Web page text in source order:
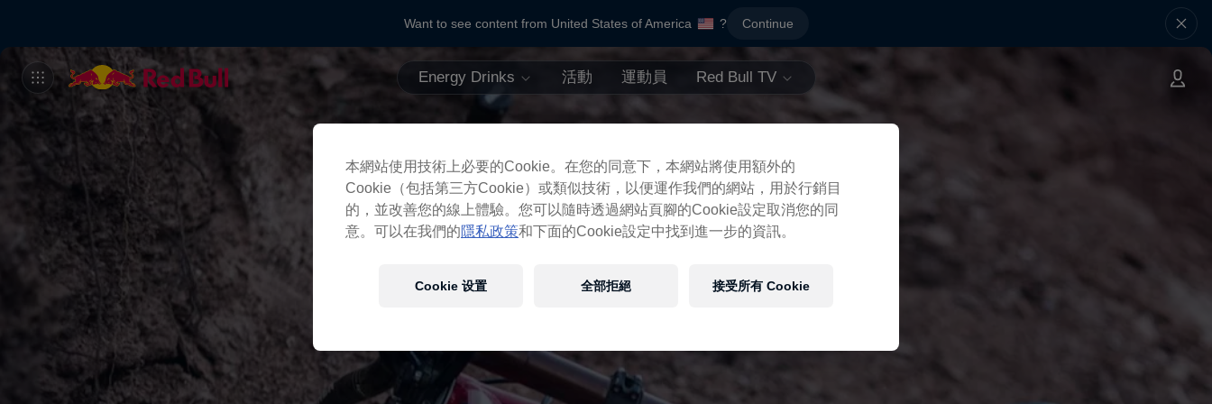
Want to see content from United States of America ? Continue
Energy Drinks 活動 運動員 Red Bull TV
本網站使用技術上必要的Cookie。在您的同意下，本網站將使用額外的
Cookie（包括第三方Cookie）或類似技術，以便運作我們的網站，用於行銷目
的，並改善您的線上體驗。您可以隨時透過網站頁腳的Cookie設定取消您的同
意。可以在我們的隱私政策和下面的Cookie設定中找到進一步的資訊。
Cookie 设置 全部拒絕 接受所有 Cookie